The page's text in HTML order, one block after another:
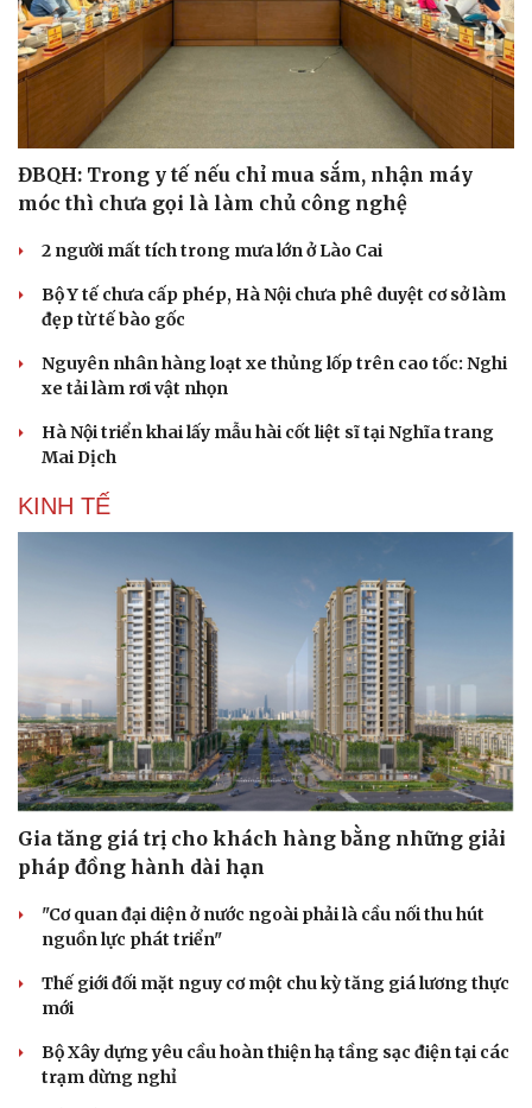
Du lịch
Tư vấn
Săn Tour
check-in
Podcast
Câu chuyện thời sự
Đọc truyện đêm khuya
Cửa sổ tình yêu
Kể chuyện cho bé
ĐBQH: Trong y tế nếu chỉ mua sắm, nhận máy
móc thì chưa gọi là làm chủ công nghệ
2 người mất tích trong mưa lớn ở Lào Cai
Bộ Y tế chưa cấp phép, Hà Nội chưa phê duyệt cơ sở làm
đẹp từ tế bào gốc
Nguyên nhân hàng loạt xe thủng lốp trên cao tốc: Nghi
xe tải làm rơi vật nhọn
Hà Nội triển khai lấy mẫu hài cốt liệt sĩ tại Nghĩa trang
Mai Dịch
KINH TẾ
Gia tăng giá trị cho khách hàng bằng những giải
pháp đồng hành dài hạn
"Cơ quan đại diện ở nước ngoài phải là cầu nối thu hút
nguồn lực phát triển"
Thế giới đối mặt nguy cơ một chu kỳ tăng giá lương thực
mới
Bộ Xây dựng yêu cầu hoàn thiện hạ tầng sạc điện tại các
trạm dừng nghỉ